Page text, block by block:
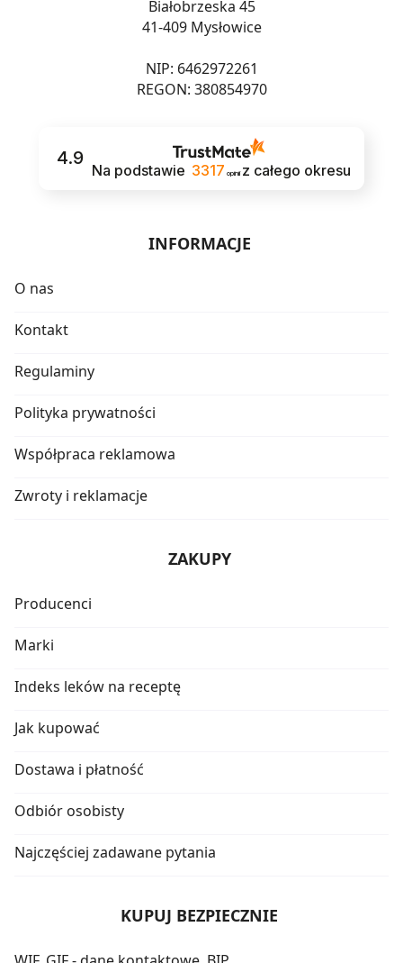
Białobrzeska 45
41-409 Mysłowice
NIP: 6462972261
REGON: 380854970
4.9
Na podstawie 3317 opinii z całego okresu
INFORMACJE
O nas
Kontakt
Regulaminy
Polityka prywatności
Współpraca reklamowa
Zwroty i reklamacje
ZAKUPY
Producenci
Marki
Indeks leków na receptę
Jak kupować
Dostawa i płatność
Odbiór osobisty
Najczęściej zadawane pytania
KUPUJ BEZPIECZNIE